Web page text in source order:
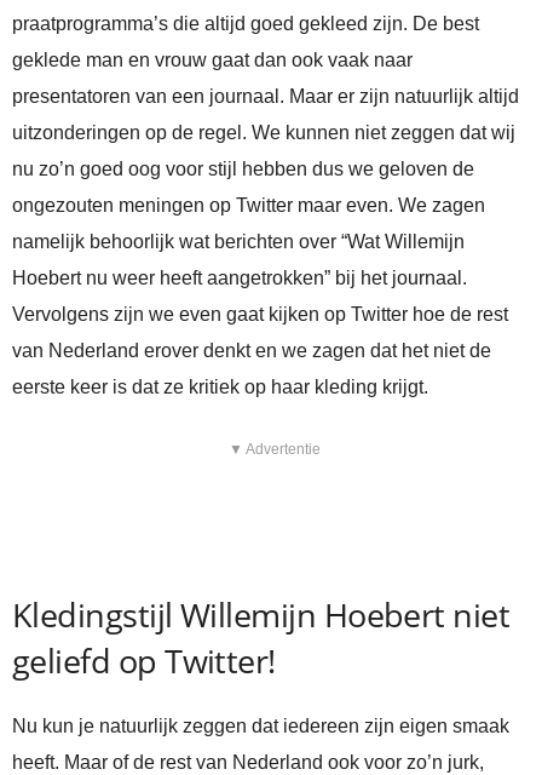
praatprogramma’s die altijd goed gekleed zijn. De best
geklede man en vrouw gaat dan ook vaak naar
presentatoren van een journaal. Maar er zijn natuurlijk altijd
uitzonderingen op de regel. We kunnen niet zeggen dat wij
nu zo’n goed oog voor stijl hebben dus we geloven de
ongezouten meningen op Twitter maar even. We zagen
namelijk behoorlijk wat berichten over “Wat Willemijn
Hoebert nu weer heeft aangetrokken” bij het journaal.
Vervolgens zijn we even gaat kijken op Twitter hoe de rest
van Nederland erover denkt en we zagen dat het niet de
eerste keer is dat ze kritiek op haar kleding krijgt.
▼ Advertentie
Kledingstijl Willemijn Hoebert niet
geliefd op Twitter!
Nu kun je natuurlijk zeggen dat iedereen zijn eigen smaak
heeft. Maar of de rest van Nederland ook voor zo’n jurk,